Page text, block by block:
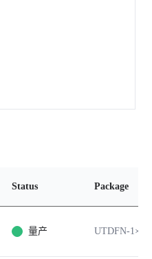
Status Package
量产 UTDFN-